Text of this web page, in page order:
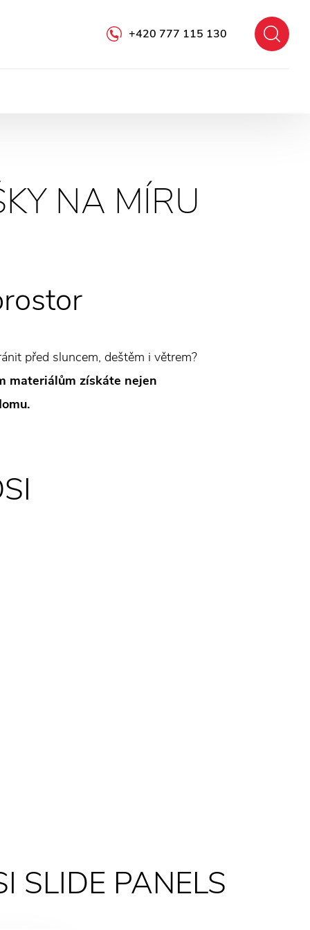
+420 777 115 130
NA MÍRU
před sluncem, deštěm i větrem?
materiálům získáte nejen
SLIDE PANELS